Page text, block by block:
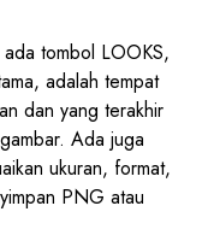
ada tombol LOOKS,
adalah tempat
dan yang terakhir
Ada juga
ukuran, format,
PNG atau